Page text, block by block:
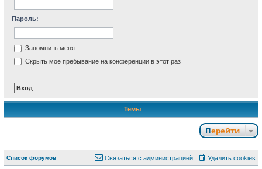
Пароль:
Запомнить меня
Скрыть моё пребывание на конференции в этот раз
Темы
Перейти
Список форумов Удалить cookies
Связаться с
Связаться с администрацией